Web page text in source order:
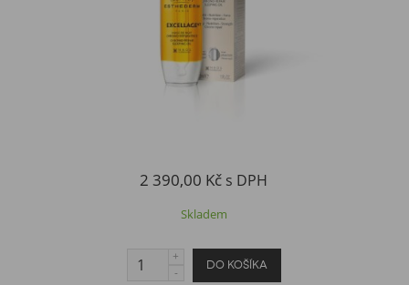
2 390,00 Kč s DPH
Skladem